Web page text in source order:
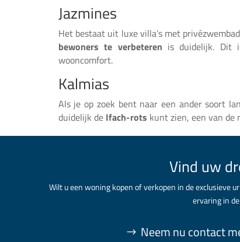
Jazmines
Het bestaat uit luxe villa’s met
bewoners te verbeteren is duidelijk. Dit
wooncomfort.
Kalmias
Als je op zoek bent naar een ander soort
duidelijk de Ifach-rots kunt zien, een van de
Vind uw
Wilt u een woning kopen of verkopen in de exclusieve
ervaring in
Neem nu contact